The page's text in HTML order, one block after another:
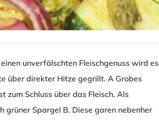
unverfälschten Fleischgenuss wird es
über direkter Hitze gegrillt. A Grobes
zum Schluss über das Fleisch. Als
grüner Spargel B. Diese garen nebenher